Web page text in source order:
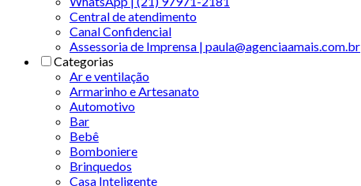
Central de atendimento
Canal Confidencial
Assessoria de Imprensa | paula@agenciaamais.com.br
Categorias
Ar e ventilação
Armarinho e Artesanato
Automotivo
Bar
Bebê
Bomboniere
Brinquedos
Casa Inteligente